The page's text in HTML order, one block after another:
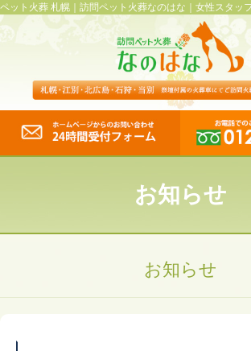
ペット火葬 札幌｜訪問ペット火葬なのはな｜女性スタッ
お知らせ
お知らせ